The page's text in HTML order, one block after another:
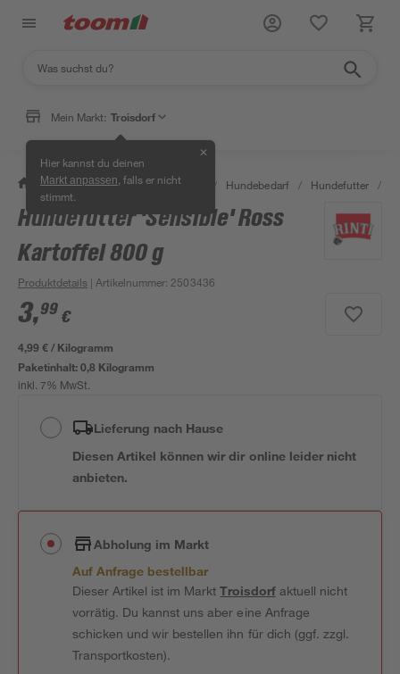
Mein Markt: Troisdorf
Hier kannst du deinen
Markt anpassen , falls er nicht
stimmt.
✕
/ Garten & Freizeit / Tierbedarf / Hundebedarf / Hundefutter /
Hundefutter 'Sensible' Ross
Kartoffel 800 g
Produktdetails | Artikelnummer: 2503436
3,99 €
4,99 € / Kilogramm
Paketinhalt:0,8 Kilogramm
inkl. 7% MwSt.
Lieferung nach Hause
Diesen Artikel können wir dir online leider nicht
anbieten.
Abholung im Markt
Auf Anfrage bestellbar
Dieser Artikel ist im MarktTroisdorfaktuell nicht
vorrätig. Du kannst uns aber eine Anfrage
schicken und wir bestellen ihn für dich (ggf. zzgl.
Transportkosten).